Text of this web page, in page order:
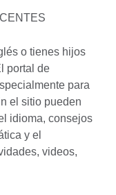
o tienes hijos
portal de
para
el sitio pueden
idioma, consejos
y el
videos,